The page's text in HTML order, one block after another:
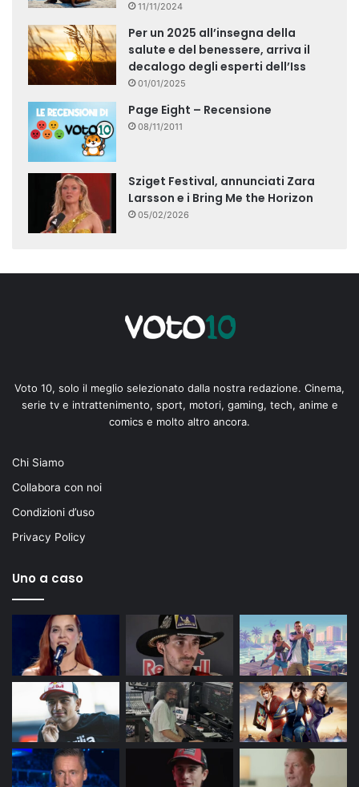
11/11/2024
Per un 2025 all’insegna della
salute e del benessere, arriva il
decalogo degli esperti dell’Iss
01/01/2025
Page Eight – Recensione
08/11/2011
Sziget Festival, annunciati Zara
Larsson e i Bring Me the Horizon
05/02/2026
Voto 10, solo il meglio selezionato dalla nostra redazione. Cinema,
serie tv e intrattenimento, sport, motori, gaming, tech, anime e
comics e molto altro ancora.
Chi Siamo
Collabora con noi
Condizioni d’uso
Privacy Policy
Uno a caso